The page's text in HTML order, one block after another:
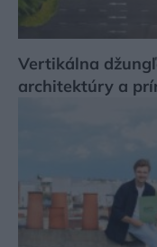
Vertikálna
architektúry a